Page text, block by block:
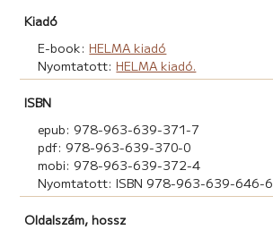
Kiadó
E-book: HELMA kiadó
Nyomtatott: HELMA kiadó.
ISBN
epub: 978-963-639-371-7
pdf: 978-963-639-370-0
mobi: 978-963-639-372-4
Nyomtatott: ISBN 978-963-639-646-6
Oldalszám, hossz